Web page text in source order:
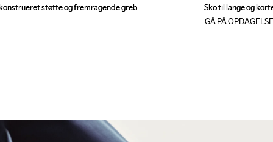
støtte og fremragende greb.
støtte og fremragende greb.
Sko til lange og
Sko til lange og
GÅ PÅ